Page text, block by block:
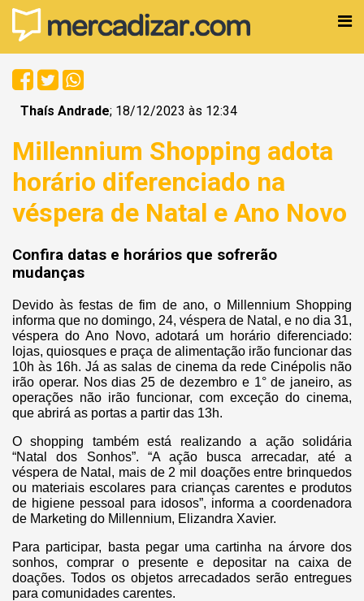
Thaís Andrade; 18/12/2023 às 12:34
Millennium Shopping adota
horário diferenciado na
véspera de Natal e Ano Novo
Confira datas e horários que sofrerão
mudanças
Devido às festas de fim de ano, o Millennium Shopping
informa que no domingo, 24, véspera de Natal, e no dia 31,
véspera do Ano Novo, adotará um horário diferenciado:
lojas, quiosques e praça de alimentação irão funcionar das
10h às 16h. Já as salas de cinema da rede Cinépolis não
irão operar. Nos dias 25 de dezembro e 1° de janeiro, as
operações não irão funcionar, com exceção do cinema,
que abrirá as portas a partir das 13h.
O shopping também está realizando a ação solidária
“Natal dos Sonhos”. “A ação busca arrecadar, até a
véspera de Natal, mais de 2 mil doações entre brinquedos
ou materiais escolares para crianças carentes e produtos
de higiene pessoal para idosos”, informa a coordenadora
de Marketing do Millennium, Elizandra Xavier.
Para participar, basta pegar uma cartinha na árvore dos
sonhos, comprar o presente e depositar na caixa de
doações. Todos os objetos arrecadados serão entregues
para comunidades carentes.